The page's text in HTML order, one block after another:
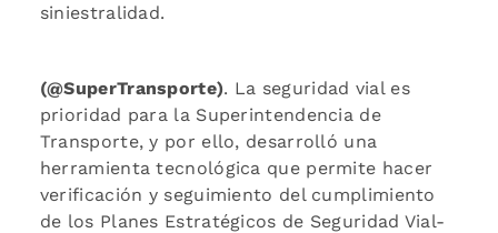
siniestralidad.
(@SuperTransporte). La seguridad vial es
prioridad para la Superintendencia de
Transporte, y por ello, desarrolló una
herramienta tecnológica que permite hacer
verificación y seguimiento del cumplimiento
de los Planes Estratégicos de Seguridad Vial-